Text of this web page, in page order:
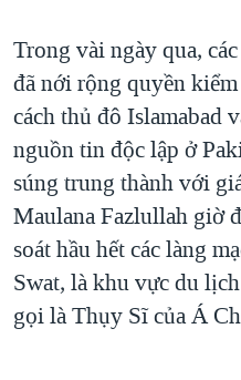
Trong vài ngày qua,
đã nới rộng quyền
cách thủ đô Islamabad
nguồn tin độc lập ở
súng trung thành với
Maulana Fazlullah giờ
soát hầu hết các làng
Swat, là khu vực du
gọi là Thụy Sĩ của Á